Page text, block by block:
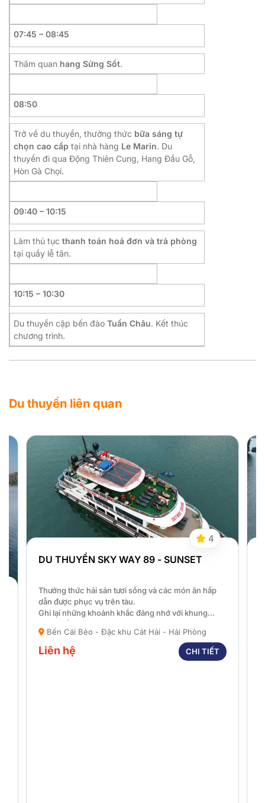
07:45 – 08:45
Thăm quan hang Sửng Sốt.
08:50
Trở về du thuyền, thưởng thức bữa sáng tự
chọn cao cấp tại nhà hàng Le Marin. Du
thuyền đi qua Động Thiên Cung, Hang Đầu Gỗ,
Hòn Gà Chọi.
09:40 – 10:15
Làm thủ tục thanh toán hoá đơn và trả phòng
tại quầy lễ tân.
10:15 – 10:30
Du thuyền cập bến đảo Tuần Châu. Kết thúc
chương trình.
Du thuyền liên quan
4
DU THUYỀN SKY WAY 89 - SUNSET
Thưởng thức hải sản tươi sống và các món ăn hấp
dẫn được phục vụ trên tàu.
Ghi lại những khoảnh khắc đáng nhớ với khung
Một chuyến đi trong ngày hoàn hảo cho gia đình,
bạn bè và những người thân yêu.
Bến Cái Bèo - Đặc khu Cát Hải - Hải Phòng
Liên hệ CHI TIẾT